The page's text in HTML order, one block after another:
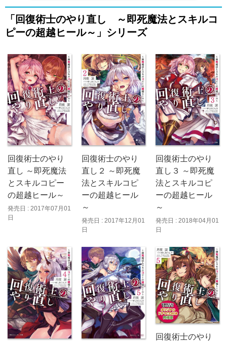
「回復術士のやり直し ～即死魔法とスキルコ
ピーの超越ヒール～」シリーズ
回復術士のやり
直し ～即死魔法
とスキルコピー
の超越ヒール～
発売日 : 2017年07月01
日
回復術士のやり
直し２ ～即死魔
法とスキルコピ
ーの超越ヒール
～
発売日 : 2017年12月01
日
回復術士のやり
直し３ ～即死魔
法とスキルコピ
ーの超越ヒール
～
発売日 : 2018年04月01
日
回復術士のやり